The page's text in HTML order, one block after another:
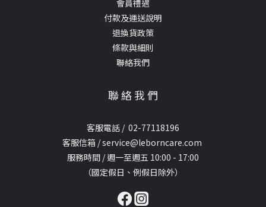
會員禮遇
付款及運送說明
退換貨政策
條款與細則
聯絡我們
聯 絡 我 們
客服電話 / 02-77118196
客服信箱 / service@leborncare.com
服務時間 / 週一至週五 10:00 - 17:00
（國定假日、例假日除外）